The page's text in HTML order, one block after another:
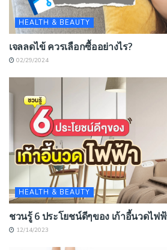
HEALTH & BEAUTY
เจลลดไข้ ควรเลือกซื้ออย่างไร?
02/29/2024
HEALTH & BEAUTY
ชวนรู้ 6 ประโยชน์ดีๆของ เก้าอี้นวดไฟ
12/14/2023